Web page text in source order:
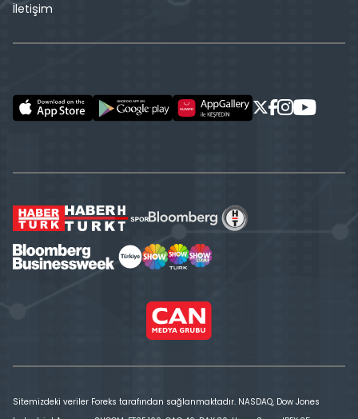
İletişim
Sitemizdeki veriler Foreks tarafından sağlanmaktadır. NASDAQ, Dow Jones